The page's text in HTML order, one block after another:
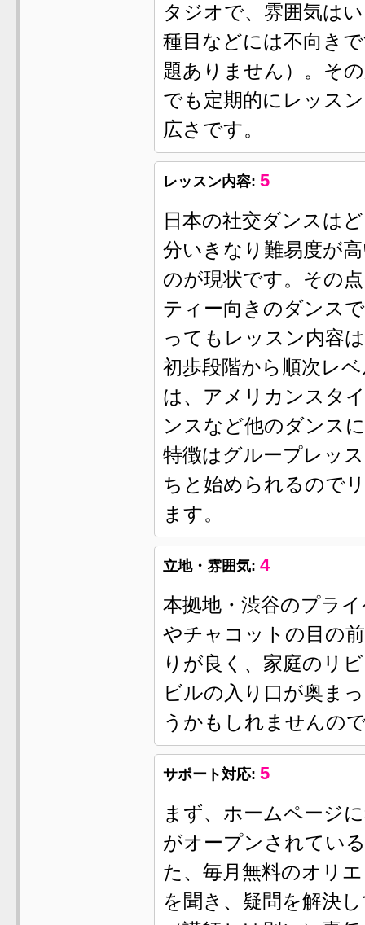
タジオで、雰囲気は
種目などには不向き
題ありません）。そ
でも定期的にレッス
広さです。
レッスン内容: 5
日本の社交ダンスは
分いきなり難易度が
のが現状です。その
ティー向きのダンス
ってもレッスン内容
初歩段階から順次レ
は、アメリカンスタ
ンスなど他のダンス
特徴はグループレッ
ちと始められるので
ます。
立地・雰囲気: 4
本拠地・渋谷のプラ
やチャコットの目の
りが良く、家庭のリ
ビルの入り口が奥ま
うかもしれませんの
サポート対応: 5
まず、ホームページ
がオープンされてい
た、毎月無料のオリ
を聞き、疑問を解決